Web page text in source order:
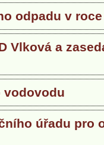
odpadu v roce
Vlková a
vodovodu
úřadu pro